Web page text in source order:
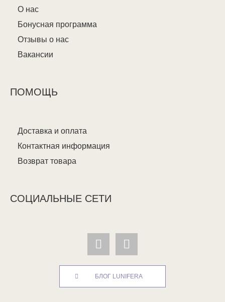
О нас
Бонусная программа
Отзывы о нас
Вакансии
ПОМОЩЬ
Доставка и оплата
Контактная информация
Возврат товара
СОЦИАЛЬНЫЕ СЕТИ
БЛОГ LUNIFERA